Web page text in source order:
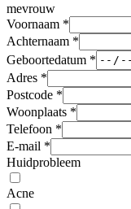
mevrouw
Voornaam *
Achternaam *
Geboortedatum *
Adres *
Postcode *
Woonplaats *
Telefoon *
E-mail *
Huidprobleem
Acne